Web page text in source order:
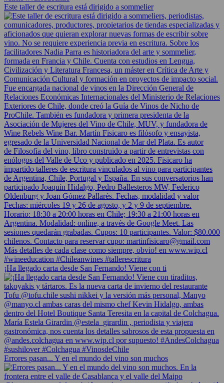
Este taller de escritura está dirigido a sommelier
¡Ha llegado carta desde San Fernando! Viene con ti
Errores pasan... Y en el mundo del vino son muchos